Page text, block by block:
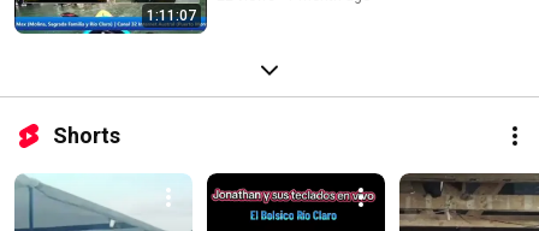
1:11:07
Shorts